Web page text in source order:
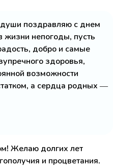
души поздравляю с днем
жизни непогоды, пусть
добро и самые
здоровья,
возможности
а сердца родных —
Желаю долгих лет
и процветания.